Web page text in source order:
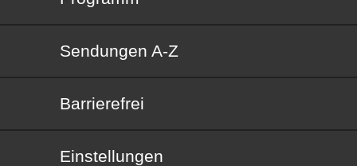
Sendungen von A bis Z
Sendungen A-Z
Barrierefrei
Barrierefrei
Einstellungen